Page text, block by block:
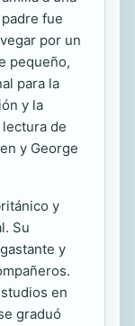
fue
por un
pequeño,
para la
y la
de
y George
y
Su
y
en
graduó